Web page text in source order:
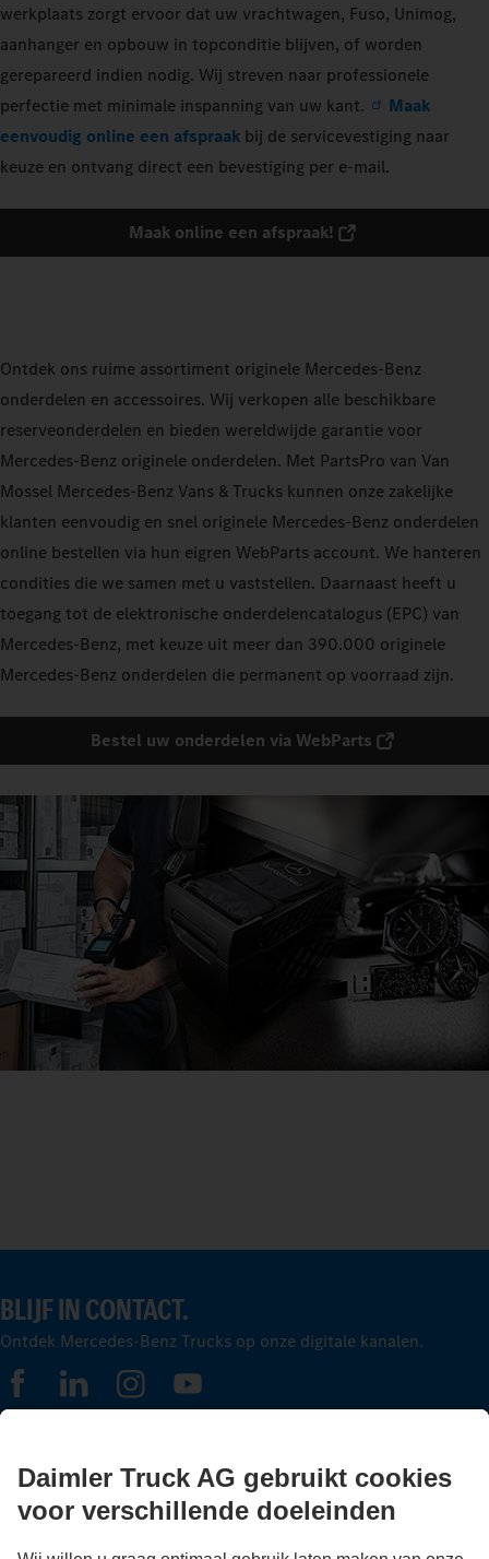
werkplaats zorgt ervoor dat uw vrachtwagen, Fuso, Unimog,
aanhanger en opbouw in topconditie blijven, of worden
gerepareerd indien nodig. Wij streven naar professionele
perfectie met minimale inspanning van uw kant.
Maak
eenvoudig online een afspraak bij de servicevestiging naar
keuze en ontvang direct een bevestiging per e-mail.
Maak online een afspraak!
Ontdek ons ruime assortiment originele Mercedes-Benz
onderdelen en accessoires. Wij verkopen alle beschikbare
reserveonderdelen en bieden wereldwijde garantie voor
Mercedes-Benz originele onderdelen. Met PartsPro van Van
Mossel Mercedes-Benz Vans & Trucks kunnen onze zakelijke
klanten eenvoudig en snel originele Mercedes-Benz onderdelen
online bestellen via hun eigren WebParts account. We hanteren
condities die we samen met u vaststellen. Daarnaast heeft u
toegang tot de elektronische onderdelencatalogus (EPC) van
Mercedes-Benz, met keuze uit meer dan 390.000 originele
Mercedes-Benz onderdelen die permanent op voorraad zijn.
Bestel uw onderdelen via WebParts
BLIJF IN CONTACT.
Ontdek Mercedes-Benz Trucks op onze digitale kanalen.